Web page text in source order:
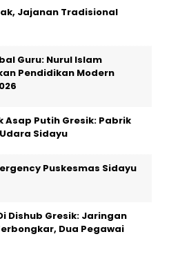
Jajanan Tradisional
Guru: Nurul Islam
Pendidikan Modern
Asap Putih Gresik: Pabrik
Sidayu
Puskesmas Sidayu
Dishub Gresik: Jaringan
Dua Pegawai